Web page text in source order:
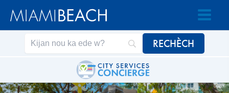
nan
nan